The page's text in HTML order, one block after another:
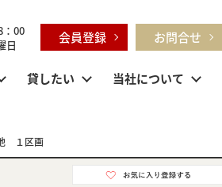
：00
日
会員登録 お問合せ
貸したい 当社について
１区画